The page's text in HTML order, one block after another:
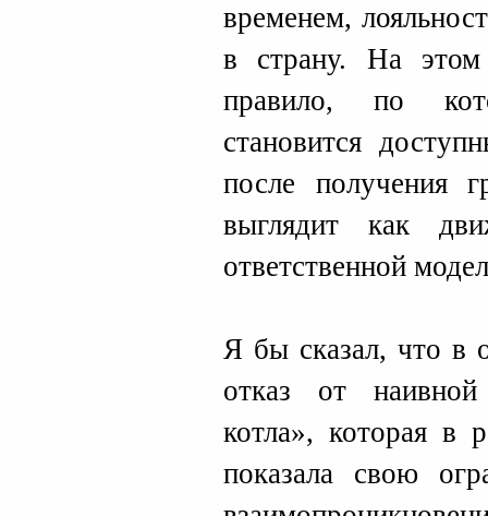
временем,
в страну. На этом
правило, по
становится
после получения
выглядит как
ответственной
Я бы сказал, что в
отказ от наивной
котла», которая в
показала свою